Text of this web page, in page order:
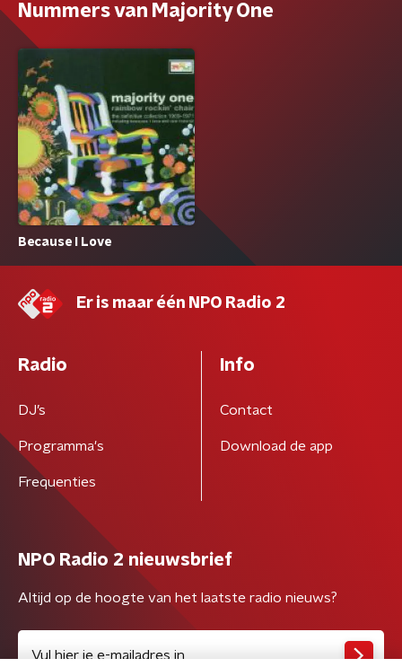
Nummers van Majority One
Because I Love
Er is maar één NPO Radio 2
Radio
DJ’s
Programma's
Frequenties
Info
Contact
Download de app
NPO Radio 2 nieuwsbrief
Altijd op de hoogte van het laatste radio nieuws?